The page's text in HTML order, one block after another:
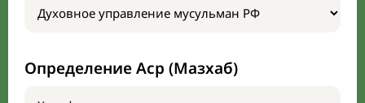
Определение Аср (Мазхаб)